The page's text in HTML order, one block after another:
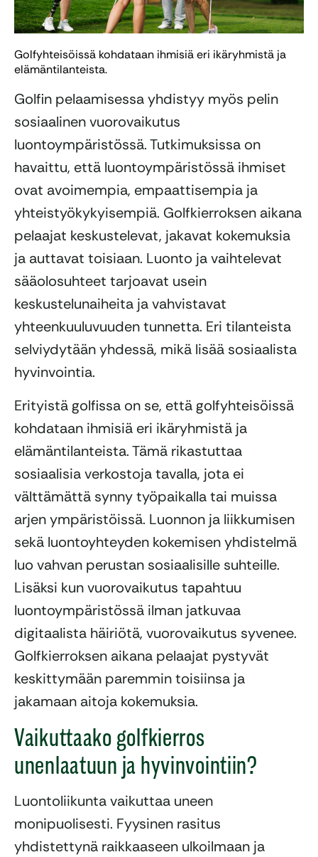
Golfyhteisöissä kohdataan ihmisiä eri ikäryhmistä ja
elämäntilanteista.
Golfin pelaamisessa yhdistyy myös pelin
sosiaalinen vuorovaikutus
luontoympäristössä. Tutkimuksissa on
havaittu, että luontoympäristössä ihmiset
ovat avoimempia, empaattisempia ja
yhteistyökykyisempiä. Golfkierroksen aikana
pelaajat keskustelevat, jakavat kokemuksia
ja auttavat toisiaan. Luonto ja vaihtelevat
sääolosuhteet tarjoavat usein
keskustelunaiheita ja vahvistavat
yhteenkuuluvuuden tunnetta. Eri tilanteista
selviydytään yhdessä, mikä lisää sosiaalista
hyvinvointia.
Erityistä golfissa on se, että golfyhteisöissä
kohdataan ihmisiä eri ikäryhmistä ja
elämäntilanteista. Tämä rikastuttaa
sosiaalisia verkostoja tavalla, jota ei
välttämättä synny työpaikalla tai muissa
arjen ympäristöissä. Luonnon ja liikkumisen
sekä luontoyhteyden kokemisen yhdistelmä
luo vahvan perustan sosiaalisille suhteille.
Lisäksi kun vuorovaikutus tapahtuu
luontoympäristössä ilman jatkuvaa
digitaalista häiriötä, vuorovaikutus syvenee.
Golfkierroksen aikana pelaajat pystyvät
keskittymään paremmin toisiinsa ja
jakamaan aitoja kokemuksia.
Vaikuttaako golfkierros
unenlaatuun ja hyvinvointiin?
Luontoliikunta vaikuttaa uneen
monipuolisesti. Fyysinen rasitus
yhdistettynä raikkaaseen ulkoilmaan ja